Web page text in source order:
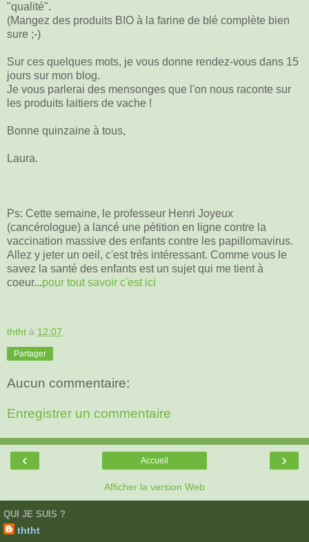
"qualité".
(Mangez des produits BIO à la farine de blé complète bien
sure ;-)
Sur ces quelques mots, je vous donne rendez-vous dans 15
jours sur mon blog.
Je vous parlerai des mensonges que l'on nous raconte sur
les produits laitiers de vache !
Bonne quinzaine à tous,
Laura.
Ps: Cette semaine, le professeur Henri Joyeux
(cancérologue) a lancé une pétition en ligne contre la
vaccination massive des enfants contre les papillomavirus.
Allez y jeter un oeil, c'est très intéressant. Comme vous le
savez la santé des enfants est un sujet qui me tient à
coeur...pour tout savoir c'est ici
ththt à 12:07
Partager
Aucun commentaire:
Enregistrer un commentaire
‹ ›
Accueil
Afficher la version Web
QUI JE SUIS ?
ththt